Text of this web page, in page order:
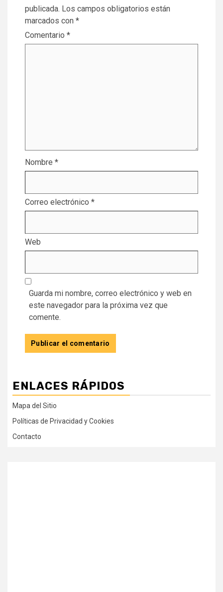
publicada. Los campos obligatorios están
marcados con *
Comentario *
Nombre *
Correo electrónico *
Web
Guarda mi nombre, correo electrónico y web en
este navegador para la próxima vez que
comente.
ENLACES RÁPIDOS
Mapa del Sitio
Políticas de Privacidad y Cookies
Contacto